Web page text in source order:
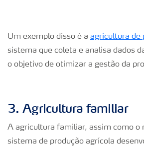
Um exemplo disso é a agricultura de
sistema que coleta e analisa dados
o objetivo de otimizar a gestão da
3. Agricultura familiar
A agricultura familiar, assim como o
sistema de produção agrícola